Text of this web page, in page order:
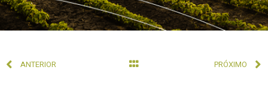
ANTERIOR PRÓXIMO